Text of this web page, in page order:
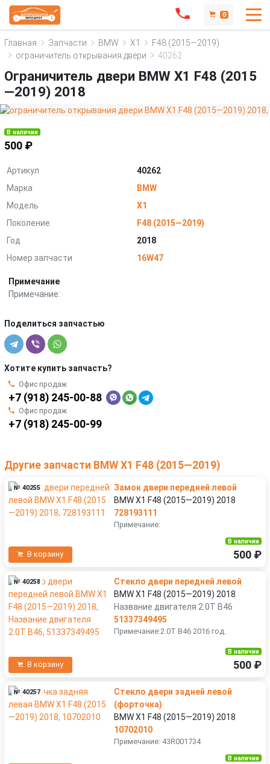
0
Главная Запчасти BMW X1
F48 (2015—2019)
ограничитель открывания двери
40262
Ограничитель двери BMW X1 F48 (2015
—2019) 2018
В наличии
500 ₽
Артикул
40262
Марка
BMW
Модель
X1
Поколение
F48 (2015—2019)
Год
2018
Номер запчасти
16W47
Примечание
Примечание:
Поделиться запчастью
Хотите купить запчасть?
Офис продаж
+7 (918) 245-00-88
Офис продаж
+7 (918) 245-00-99
Другие запчасти BMW X1 F48 (2015—2019)
№ 40255
Замок двери передней левой
BMW X1 F48 (2015—2019) 2018
728193111
Примечание:
В корзину
В наличии
500 ₽
№ 40258
Стекло двери передней левой
BMW X1 F48 (2015—2019) 2018
Название двигателя 2.0T B46
51337349495
Примечание:2.0T B46 2016 год.
В корзину
В наличии
500 ₽
№ 40257
Стекло двери задней левой
(форточка)
BMW X1 F48 (2015—2019) 2018
10702010
Примечание: 43R001734
В наличии